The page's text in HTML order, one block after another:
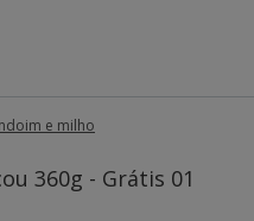
e milho
360g - Grátis 01